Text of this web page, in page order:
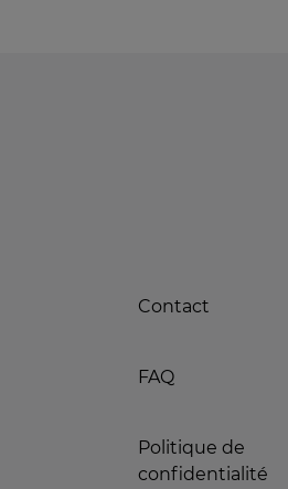
Contact
FAQ
Politique de
confidentialité